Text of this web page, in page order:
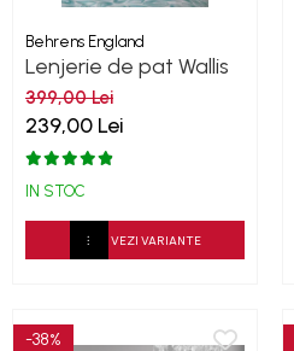
Behrens England
Lenjerie de pat Wallis
Young Hive Percale
399,00 Lei
239,00 Lei
IN STOC
VEZI VARIANTE
-38%